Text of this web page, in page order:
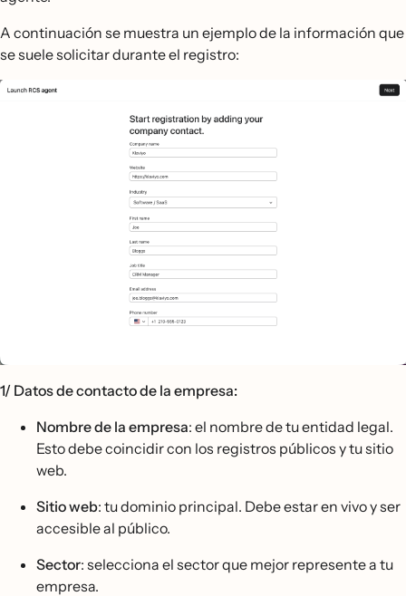
A continuación se muestra un ejemplo de la información que
se suele solicitar durante el registro:
1/ Datos de contacto de la empresa:
Nombre de la empresa: el nombre de tu entidad legal.
Esto debe coincidir con los registros públicos y tu sitio
web.
Sitio web: tu dominio principal. Debe estar en vivo y ser
accesible al público.
Sector: selecciona el sector que mejor represente a tu
empresa.